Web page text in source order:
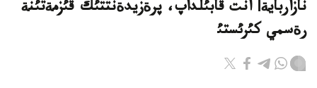
نازاربايةأ انت قابئلداپ، پرةزيدةنتتئك قئزمةتئنة
رةسمي كئرئستئ